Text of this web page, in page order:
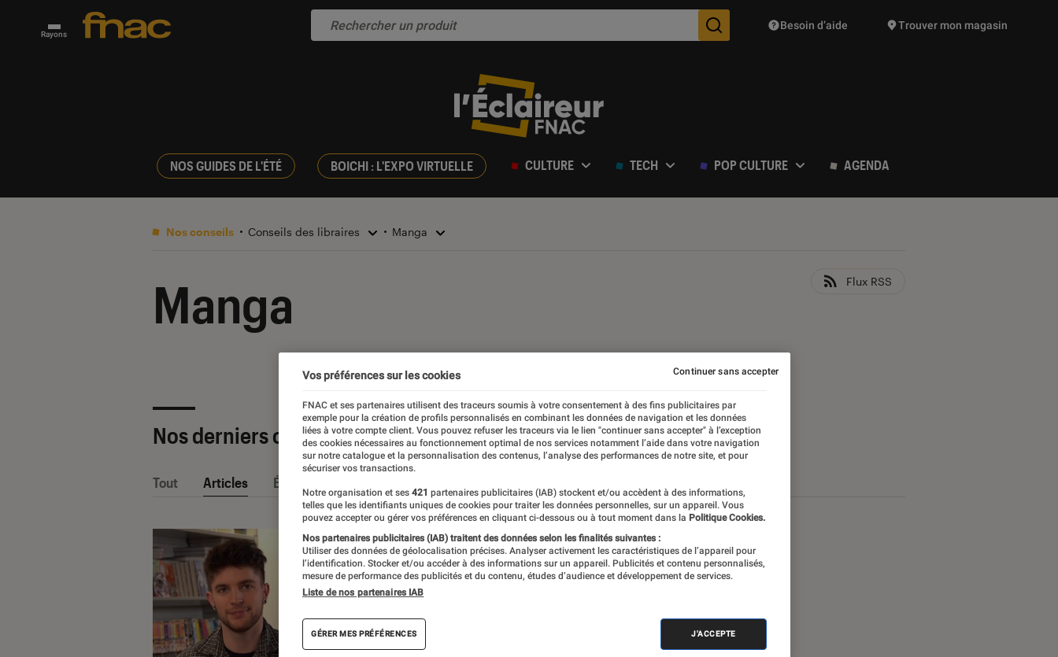
Rayons Des suggestions de produits vont vous être proposées
Besoin d’aide Trouver mon magasin
NOS GUIDES DE L'ÉTÉ BOICHI : L'EXPO VIRTUELLE CULTURE TECH POP CULTURE AGENDA
Nos conseils Conseils des libraires Manga
Manga Flux RSS
Nos derniers contenus
Tout Articles Événéments
Vos préférences sur les cookies
FNAC et ses partenaires utilisent des traceurs soumis à votre consentement à des fins publicitaires par
exemple pour la création de profils personnalisés en combinant les données de navigation et les données
liées à votre compte client. Vous pouvez refuser les traceurs via le lien "continuer sans accepter" à l’exception
des cookies nécessaires au fonctionnement optimal de nos services notamment l’aide dans votre navigation
sur notre catalogue et la personnalisation des contenus, l’analyse des performances de notre site, et pour
sécuriser vos transactions.
Notre organisation et ses 421 partenaires publicitaires (IAB) stockent et/ou accèdent à des informations,
telles que les identifiants uniques de cookies pour traiter les données personnelles, sur un appareil. Vous
pouvez accepter ou gérer vos préférences en cliquant ci-dessous ou à tout moment dans la Politique Cookies.
Nos partenaires publicitaires (IAB) traitent des données selon les finalités suivantes :
Utiliser des données de géolocalisation précises. Analyser activement les caractéristiques de l’appareil pour
l’identification. Stocker et/ou accéder à des informations sur un appareil. Publicités et contenu personnalisés,
mesure de performance des publicités et du contenu, études d’audience et développement de services.
Liste de nos partenaires IAB
GÉRER MES PRÉFÉRENCES J'ACCEPTE
Continuer sans accepter